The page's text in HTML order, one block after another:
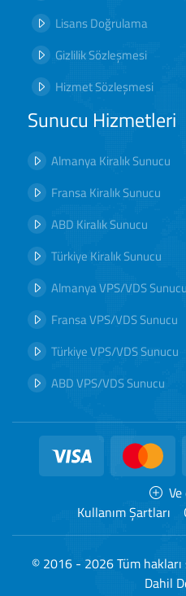
Lisans Doğrulama
Gizlilik Sözleşmesi
Hizmet Sözleşmesi
Sunucu Hizmetleri
Almanya Kiralık Sunucu
Fransa Kiralık Sunucu
ABD Kiralık Sunucu
Türkiye Kiralık Sunucu
Almanya VPS/VDS Sunucu
Fransa VPS/VDS Sunucu
Türkiye VPS/VDS Sunucu
ABD VPS/VDS Sunucu
Ve
Kullanım Şartları
© 2016 - 2026 Tüm hakları
Dahil